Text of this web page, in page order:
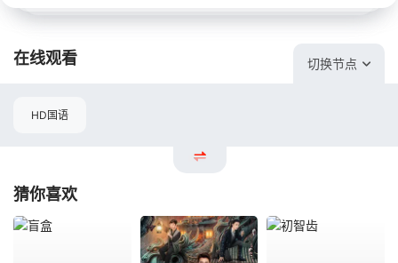
在线观看 切换节点
HD国语
猜你喜欢